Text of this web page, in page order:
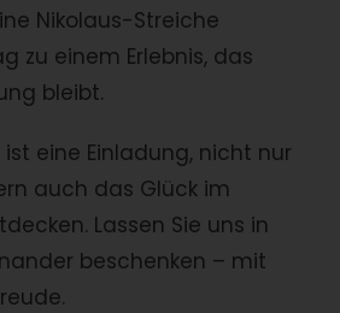
Nikolaus-Streiche
zu einem Erlebnis, das
bleibt.
eine Einladung, nicht nur
auch das Glück im
Lassen Sie uns in
beschenken – mit